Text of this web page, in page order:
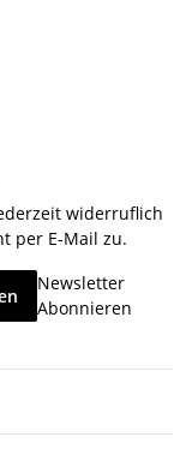
widerruflich
per E-Mail zu.
Newsletter
Abonnieren